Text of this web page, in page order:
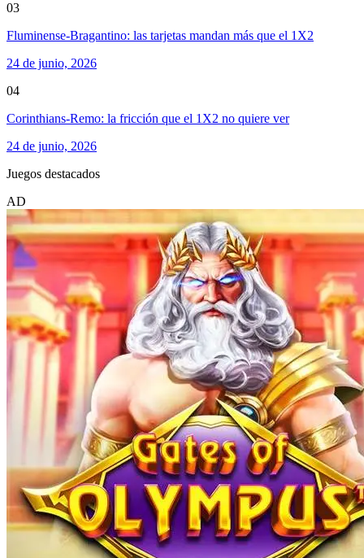
03
Fluminense-Bragantino: las tarjetas mandan más que el 1X2
24 de junio, 2026
04
Corinthians-Remo: la fricción que el 1X2 no quiere ver
24 de junio, 2026
Juegos destacados
AD